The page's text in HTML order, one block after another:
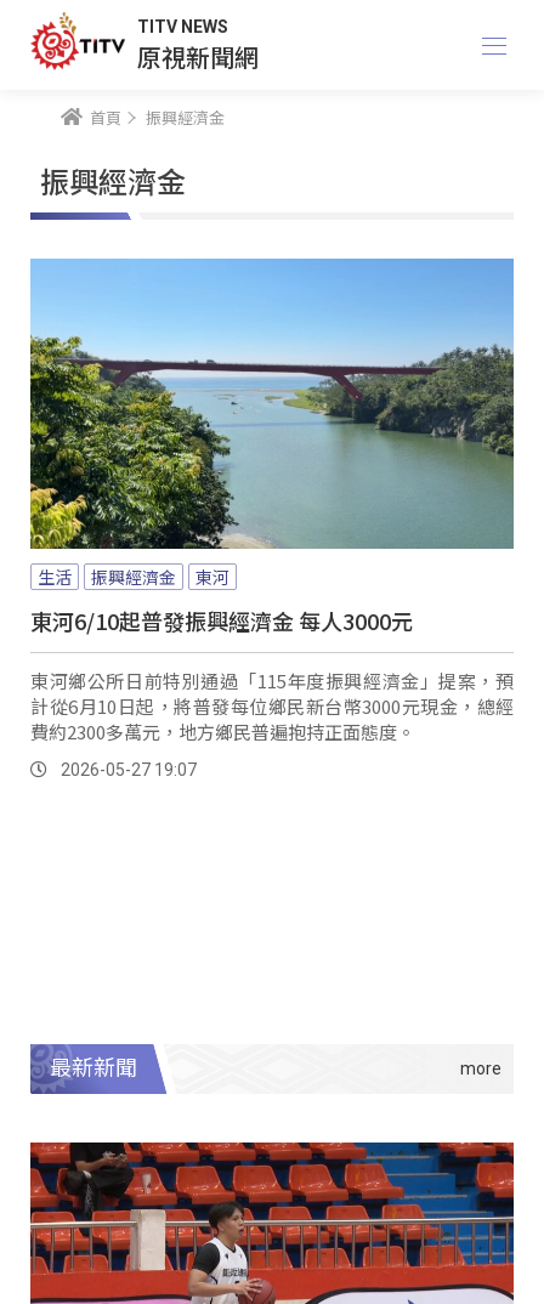
TITV NEWS
原視新聞網
首頁 振興經濟金
振興經濟金
生活 振興經濟金 東河
東河6/10起普發振興經濟金 每人3000元
東河鄉公所日前特別通過「115年度振興經濟金」提案，預
計從6月10日起，將普發每位鄉民新台幣3000元現金，總經
費約2300多萬元，地方鄉民普遍抱持正面態度。
2026-05-27 19:07
最新新聞